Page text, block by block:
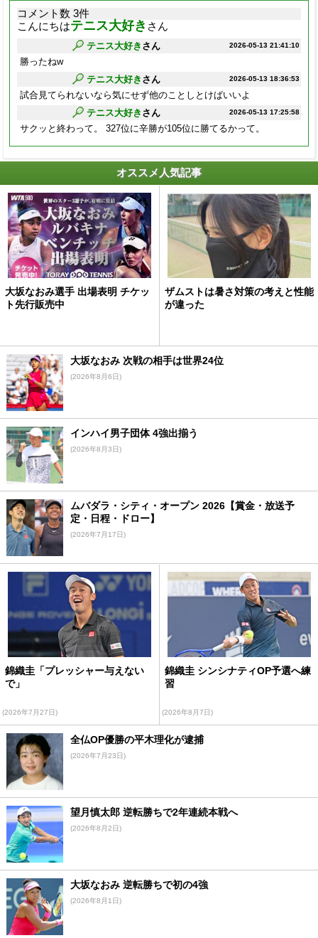
コメント数 3件
こんにちはテニス大好き さん
2026-05-13 21:41:10
テニス大好き さん
勝ったねw
2026-05-13 18:36:53
テニス大好き さん
試合見てられないなら気にせず他のことしとけばいいよ
2026-05-13 17:25:58
テニス大好き さん
サクッと終わって。 327位に辛勝が105位に勝てるかって。
オススメ人気記事
大坂なおみ選手 出場表明 チケッ
ト先行販売中
ザムストは暑さ対策の考えと性能
が違った
大坂なおみ 次戦の相手は世界24位
(2026年8月6日)
インハイ男子団体 4強出揃う
(2026年8月3日)
ムバダラ・シティ・オープン 2026【賞金・放送予
定・日程・ドロー】
(2026年7月17日)
錦織圭「プレッシャー与えない
で」
(2026年7月27日)
錦織圭 シンシナティOP予選へ練
習
(2026年8月7日)
全仏OP優勝の平木理化が逮捕
(2026年7月23日)
望月慎太郎 逆転勝ちで2年連続本戦へ
(2026年8月2日)
大坂なおみ 逆転勝ちで初の4強
(2026年8月1日)